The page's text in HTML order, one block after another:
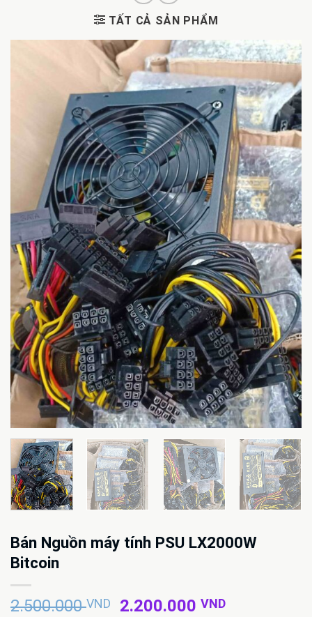
TẤT CẢ SẢN PHẨM
Bán Nguồn máy tính PSU LX2000W
Bitcoin
2.500.000VND
Giá
2.200.000VNDGiá